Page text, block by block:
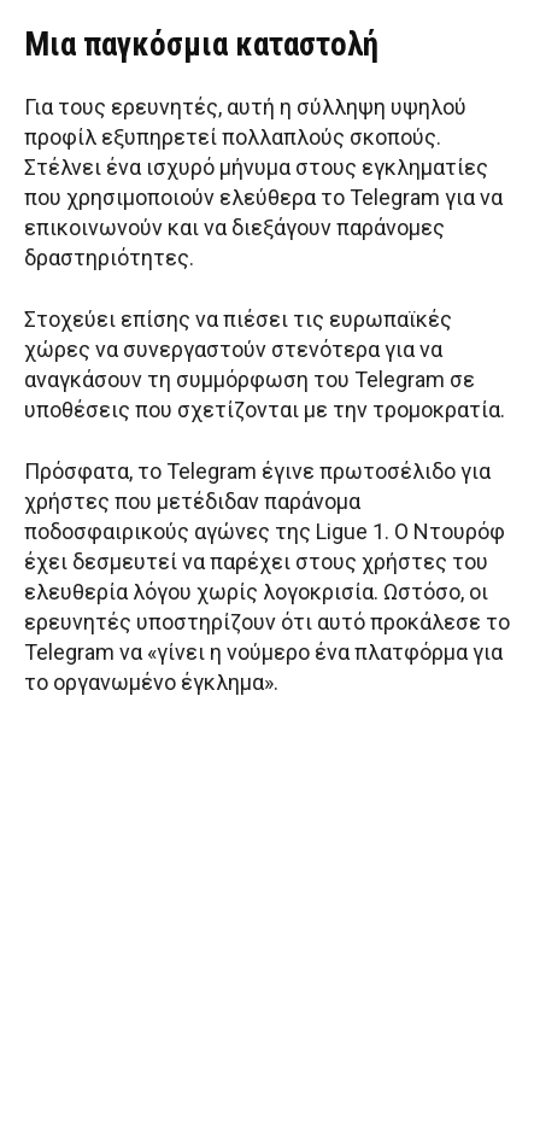
Μια παγκόσμια καταστολή
Για τους ερευνητές, αυτή η σύλληψη υψηλού
προφίλ εξυπηρετεί πολλαπλούς σκοπούς.
Στέλνει ένα ισχυρό μήνυμα στους εγκληματίες
που χρησιμοποιούν ελεύθερα το Telegram για να
επικοινωνούν και να διεξάγουν παράνομες
δραστηριότητες.
Στοχεύει επίσης να πιέσει τις ευρωπαϊκές
χώρες να συνεργαστούν στενότερα για να
αναγκάσουν τη συμμόρφωση του Telegram σε
υποθέσεις που σχετίζονται με την τρομοκρατία.
Πρόσφατα, το Telegram έγινε πρωτοσέλιδο για
χρήστες που μετέδιδαν παράνομα
ποδοσφαιρικούς αγώνες της Ligue 1. Ο Ντουρόφ
έχει δεσμευτεί να παρέχει στους χρήστες του
ελευθερία λόγου χωρίς λογοκρισία. Ωστόσο, οι
ερευνητές υποστηρίζουν ότι αυτό προκάλεσε το
Telegram να «γίνει η νούμερο ένα πλατφόρμα για
το οργανωμένο έγκλημα».